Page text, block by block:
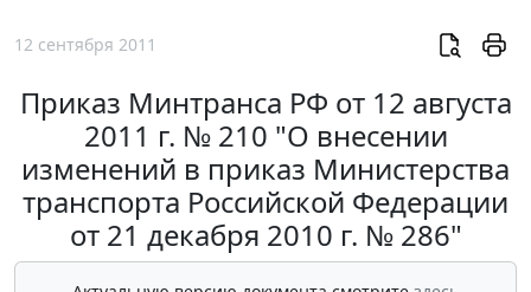
12 сентября 2011
Приказ Минтранса РФ от 12 августа
2011 г. № 210 "О внесении
изменений в приказ Министерства
транспорта Российской Федерации
от 21 декабря 2010 г. № 286"